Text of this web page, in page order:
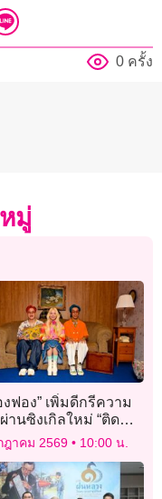
0 ครั้ง
มู่
งฟอง” เพิ่มดีกรีความ
านซิงเกิลใหม่ “ติด
ทำแฟนๆชอบมากๆ
ฎาคม 2569 10:00 น.